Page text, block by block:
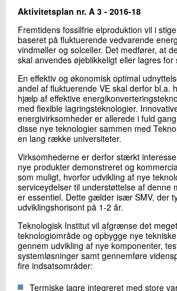
+45 72 20 27 97
Skriv til mig
Send
Aktivitetsplan nr. A 3 - 2016-18
Fremtidens fossilfrie elproduktion vil i
baseret på fluktuerende vedvarende
vindmøller og solceller. Det medfører, at
skal anvendes øjeblikkeligt eller lagres for
En effektiv og økonomisk optimal
andel af fluktuerende VE skal derfor bl.a.
hjælp af effektive
med flexible lagringsteknologier.
energivirksomheder er allerede i fuld
disse nye teknologier sammen med
en lang række universiteter.
Virksomhederne er derfor stærkt
nye produkter demonstreret og
som muligt, hvorfor udvikling af nye
serviceydelser til understøttelse af denne
er essentiel. Dette gælder især SMV, der
udviklingshorisont på 1-2 år.
Teknologisk Institut vil afgrænse det
teknologiområde og opbygge nye
gennem udvikling af nye komponenter,
systemløsninger samt gennemføre
fire indsatsområder:
Termiske lagre integreret med store